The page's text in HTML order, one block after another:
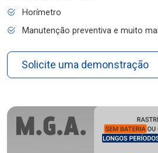
Horímetro
Manutenção preventiva e muito
Solicite uma demonstração